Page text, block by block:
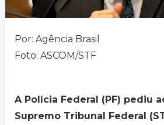
Por: Agência Brasil
Foto: ASCOM/STF
A Polícia Federal (PF) pediu
Supremo Tribunal Federal